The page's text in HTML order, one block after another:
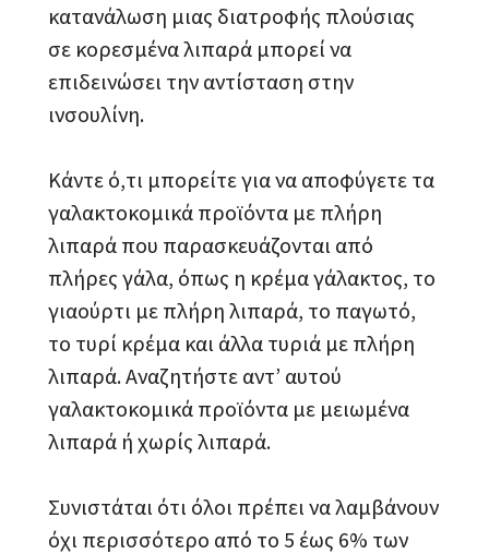
κατανάλωση μιας διατροφής πλούσιας
σε κορεσμένα λιπαρά μπορεί να
επιδεινώσει την αντίσταση στην
ινσουλίνη.
Κάντε ό,τι μπορείτε για να αποφύγετε τα
γαλακτοκομικά προϊόντα με πλήρη
λιπαρά που παρασκευάζονται από
πλήρες γάλα, όπως η κρέμα γάλακτος, το
γιαούρτι με πλήρη λιπαρά, το παγωτό,
το τυρί κρέμα και άλλα τυριά με πλήρη
λιπαρά. Αναζητήστε αντ’ αυτού
γαλακτοκομικά προϊόντα με μειωμένα
λιπαρά ή χωρίς λιπαρά.
Συνιστάται ότι όλοι πρέπει να λαμβάνουν
όχι περισσότερο από το 5 έως 6% των